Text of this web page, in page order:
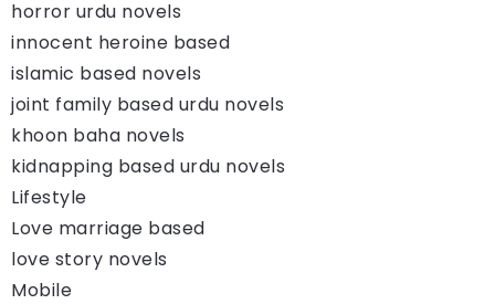
horror urdu novels
innocent heroine based
islamic based novels
joint family based urdu novels
khoon baha novels
kidnapping based urdu novels
Lifestyle
Love marriage based
love story novels
Mobile